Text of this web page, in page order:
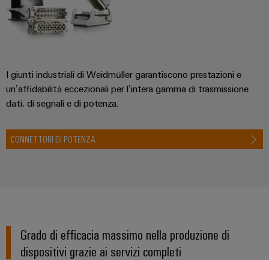
I giunti industriali di Weidmüller garantiscono prestazioni e
un’affidabilità eccezionali per l’intera gamma di trasmissione
dati, di segnali e di potenza.
CONNETTORI DI POTENZA
Grado di efficacia massimo nella produzione di
dispositivi grazie ai servizi completi